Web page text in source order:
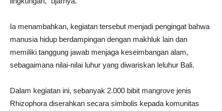
Ia menambahkan, kegiatan tersebut menjadi pengingat bahwa
manusia hidup berdampingan dengan makhluk lain dan
memiliki tanggung jawab menjaga keseimbangan alam,
sebagaimana nilai-nilai luhur yang diwariskan leluhur Bali.
Dalam kegiatan ini, sebanyak 2.000 bibit mangrove jenis
Rhizophora diserahkan secara simbolis kepada komunitas